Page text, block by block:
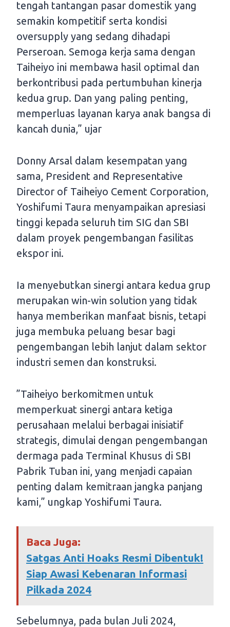
tengah tantangan pasar domestik yang
semakin kompetitif serta kondisi
oversupply yang sedang dihadapi
Perseroan. Semoga kerja sama dengan
Taiheiyo ini membawa hasil optimal dan
berkontribusi pada pertumbuhan kinerja
kedua grup. Dan yang paling penting,
memperluas layanan karya anak bangsa di
kancah dunia,” ujar
Donny Arsal dalam kesempatan yang
sama, President and Representative
Director of Taiheiyo Cement Corporation,
Yoshifumi Taura menyampaikan apresiasi
tinggi kepada seluruh tim SIG dan SBI
dalam proyek pengembangan fasilitas
ekspor ini.
Ia menyebutkan sinergi antara kedua grup
merupakan win-win solution yang tidak
hanya memberikan manfaat bisnis, tetapi
juga membuka peluang besar bagi
pengembangan lebih lanjut dalam sektor
industri semen dan konstruksi.
”Taiheiyo berkomitmen untuk
memperkuat sinergi antara ketiga
perusahaan melalui berbagai inisiatif
strategis, dimulai dengan pengembangan
dermaga pada Terminal Khusus di SBI
Pabrik Tuban ini, yang menjadi capaian
penting dalam kemitraan jangka panjang
kami,” ungkap Yoshifumi Taura.
Baca Juga:
Satgas Anti Hoaks Resmi Dibentuk!
Siap Awasi Kebenaran Informasi
Pilkada 2024
Sebelumnya, pada bulan Juli 2024,